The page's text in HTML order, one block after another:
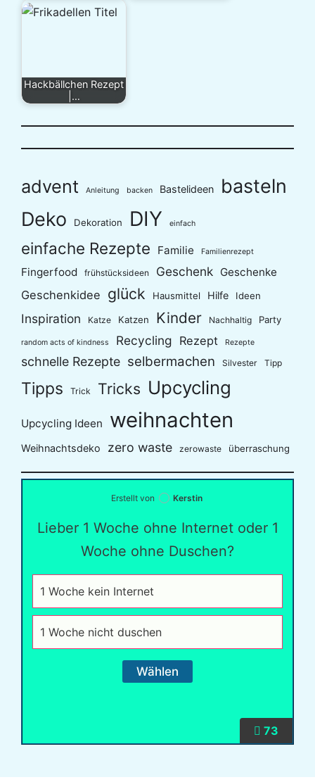
Hackbällchen Rezept
|…
advent Anleitung backen Bastelideen
basteln
Deko
Dekoration DIY einfach
einfache Rezepte Familie Familienrezept
Fingerfood frühstücksideen Geschenk Geschenke
Geschenkidee glück Hausmittel Hilfe Ideen
Inspiration Katze Katzen Kinder Nachhaltig Party
random acts of kindness Recycling Rezept Rezepte
schnelle Rezepte selbermachen Silvester Tipp
Tipps Trick Tricks Upcycling
Upcycling Ideen weihnachten
Weihnachtsdeko zero waste zerowaste überraschung
73
Erstellt von Kerstin
Lieber 1 Woche ohne Internet oder 1
Woche ohne Duschen?
1 Woche kein Internet
1 Woche nicht duschen